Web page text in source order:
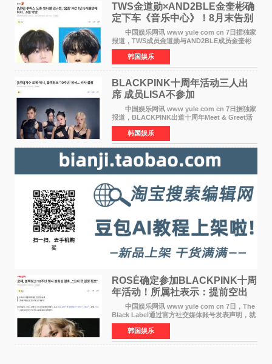
TWS金道勋×AND2BLE金奎彬确
定下车《音乐中心》！8月末告别
MC席位
中国娱乐网讯 www yule com cn 7日据独家
报道，TWS成员金道勋与AND2BLE成员金奎彬
将于8月离开《音乐中心》MC的位置。 金道
勋与金奎彬于去年3月与H2H A-NA一起被选为
《音乐中心》MC，约1
韩国娱乐
BLACKPINK十周年活动三人出
席 成员LISA不参加
中国娱乐网讯 www yule com cn 7日据独家
报道，BLACKPINK出道十周年Meet & Greet活
动将由智秀、ROS&Eacute;、JENNIE出席，
LISA将缺席。 此前BLACKPINK所属社YG并
未为组合出道十周年做
韩国娱乐
ROSÉ确定参加BLACKPINK十周
年活动！所属社表示：提前空出
了时间
中国娱乐网讯 www yule com cn 7日，The
Black Label通过官方社交媒体账号发表声明，就
近期网络上关于ROS&Eacute;个人行程及是否参
加BLACKPINK出道纪念活动的种种猜测作出正
式回应。 Th
韩国娱乐